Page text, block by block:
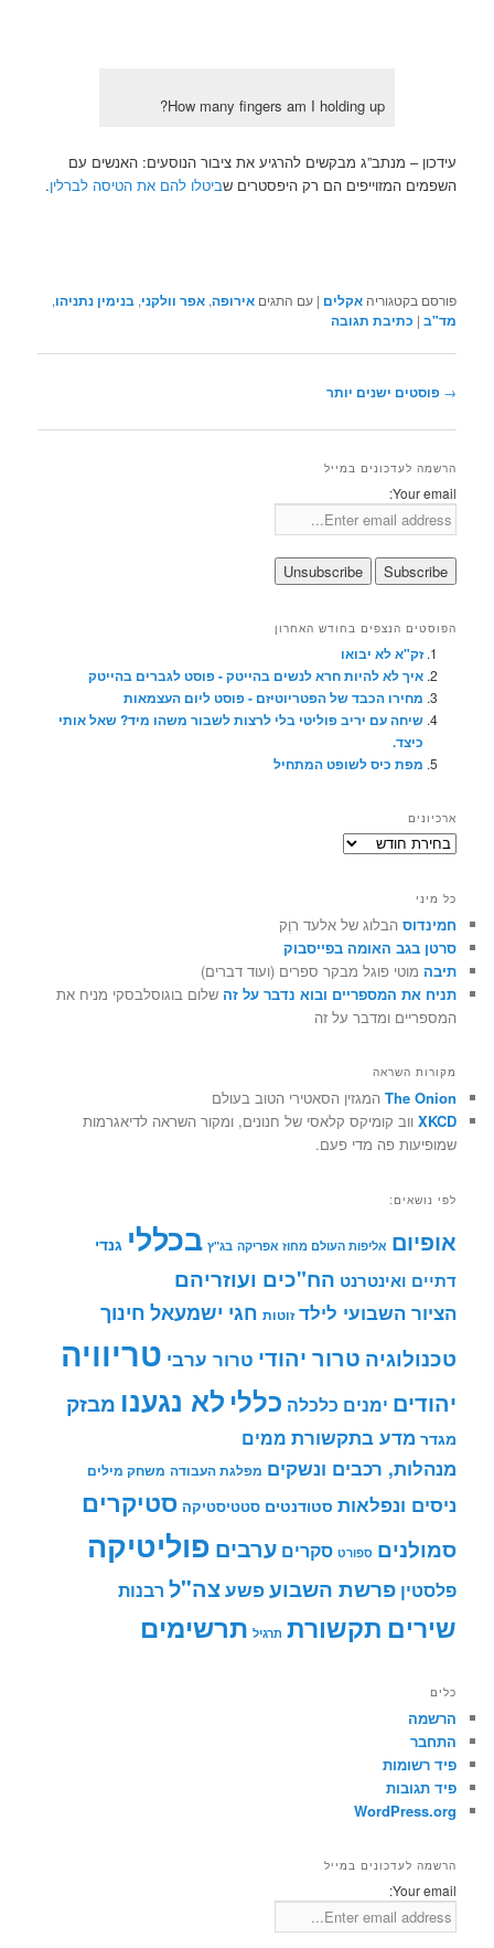
How many fingers am I holding up?
עידכון – מנתב”ג מבקשים להרגיע את ציבור הנוסעים: האנשים עם
השפמים המזוייפים הם רק היפסטרים שביטלו להם את הטיסה לברלין.
פורסם בקטגוריה אקלים |עם התגים אירופה,אפר וולקני,בנימין נתניהו,
מד"ב | כתיבת תגובה
ניווט
→ פוסטים ישנים יותר
הרשמה לעדכונים במייל
Your email:
הפוסטים הנצפים בחודש האחרון
זק"א לא יבואו
איך לא להיות חרא לנשים בהייטק - פוסט לגברים בהייטק
מחירו הכבד של הפטריוטיזם - פוסט ליום העצמאות
שיחה עם יריב פוליטי בלי לרצות לשבור משהו מיד? שאל אותי
כיצד.
מפת כיס לשופט המתחיל
ארכיונים
ארכיונים
כל מיני
חמינדוס הבלוג של אלעד רוֶק
סרטן בגב האומה בפייסבוק
תיבה מוטי פוגל מבקר ספרים (ועוד דברים)
תניח את המספריים ובוא נדבר על זה שלום בוגוסלבסקי מניח את
המספריים ומדבר על זה
מקורות השראה
The Onion המגזין הסאטירי הטוב בעולם
XKCD ווב קומיקס קלאסי של חנונים, ומקור השראה לדיאגרמות
שמופיעות פה מדי פעם.
לפי נושאים:
אופיום אליפות העולם מחוז אפריקה בג"ץ בכללי גנדי
דתיים ואינטרנט הח"כים ועוזריהם
הציור השבועי לילד זוטות חגי ישמעאל חינוך
טכנולוגיה טרור יהודי טרור ערבי טריוויה
יהודים ימנים כלכלה כללי לא נגענו מבזק
מגדר מדע בתקשורת ממים
מנהלות, רכבים ונשקים מפלגת העבודה משחק מילים
ניסים ונפלאות סטודנטים סטטיסטיקה סטיקרים
סמולנים ספורט סקרים ערבים פוליטיקה
פלסטין פרשת השבועפשעצה"ל רבנות
שירים תקשורת תרגיל תרשימים
כלים
הרשמה
התחבר
פיד רשומות
פיד תגובות
WordPress.org
הרשמה לעדכונים במייל
Your email: